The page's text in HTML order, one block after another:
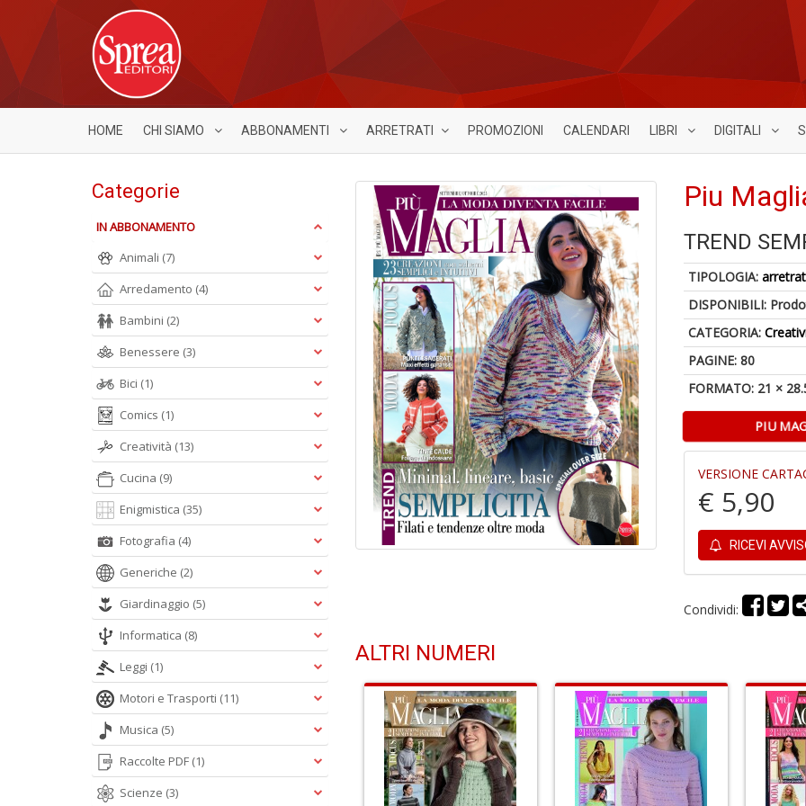
HOME CHI SIAMO ABBONAMENTI ARRETRATI PROMOZIONI CALENDARI LIBRI DIGITALI
Piu
TREND
TIPOLOGIA:
DISPONIBILI:
CATEGORIA:
PAGINE: 80
FORMATO: 21 ×
PIU
VERSIONE
€ 5,90
RICEVI
Condividi:
ALTRI NUMERI
Categorie
IN ABBONAMENTO
Animali (7)
Arredamento (4)
Bambini (2)
Benessere (3)
Bici (1)
Comics (1)
Creatività (13)
Cucina (9)
Enigmistica (35)
Fotografia (4)
Generiche (2)
Giardinaggio (5)
Informatica (8)
Leggi (1)
Motori e Trasporti (11)
Musica (5)
Raccolte PDF (1)
Scienze (3)